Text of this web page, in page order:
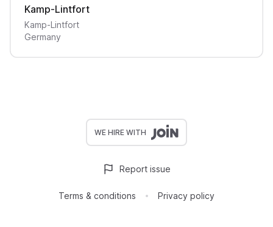
Kamp-Lintfort
Kamp-Lintfort
Germany
WE HIRE WITH
Terms & conditions Privacy policy
Report issue